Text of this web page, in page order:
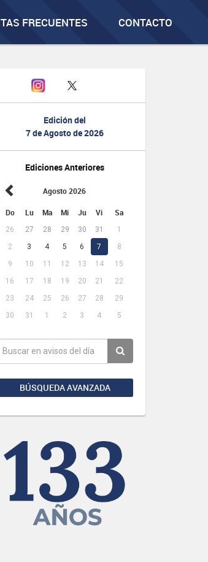
FRECUENTES CONTACTO
Edición del
7 de Agosto de 2026
Ediciones Anteriores
Agosto 2026
Do Lu Ma Mi Ju Vi Sa
26 27 28 29 30 31
1
2
3 4 5 6 7
8
9
10 11 12 13 14
15
16
17 18 19 20 21
22
23
24 25 26 27 28
29
30
31 1 2 3 4 5
BÚSQUEDA AVANZADA